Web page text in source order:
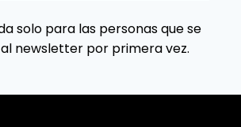
solo para las personas que se
newsletter por primera vez.